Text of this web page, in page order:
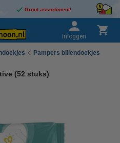
Groot assortiment!
Inloggen
Pampers billendoekjes
(52 stuks)